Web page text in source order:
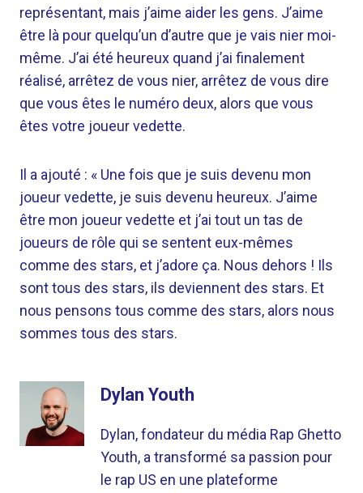
représentant, mais j’aime aider les gens. J’aime
être là pour quelqu’un d’autre que je vais nier moi-
même. J’ai été heureux quand j’ai finalement
réalisé, arrêtez de vous nier, arrêtez de vous dire
que vous êtes le numéro deux, alors que vous
êtes votre joueur vedette.
Il a ajouté : « Une fois que je suis devenu mon
joueur vedette, je suis devenu heureux. J’aime
être mon joueur vedette et j’ai tout un tas de
joueurs de rôle qui se sentent eux-mêmes
comme des stars, et j’adore ça. Nous dehors ! Ils
sont tous des stars, ils deviennent des stars. Et
nous pensons tous comme des stars, alors nous
sommes tous des stars.
Dylan Youth
Dylan, fondateur du média Rap Ghetto
Youth, a transformé sa passion pour
le rap US en une plateforme